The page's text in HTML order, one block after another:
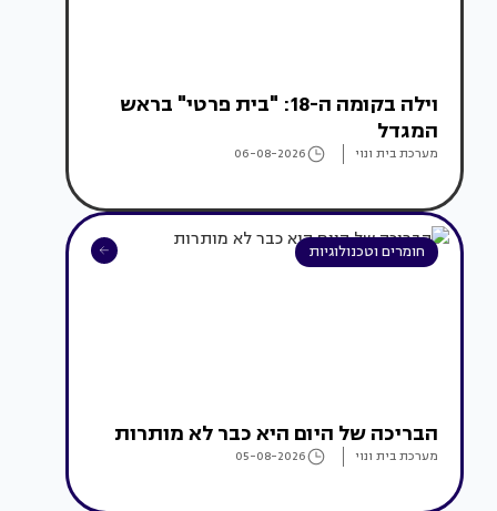
וילה בקומה ה-18: "בית פרטי" בראש
המגדל
מערכת בית ונוי 06-08-2026
חומרים וטכנולוגיות
הבריכה של היום היא כבר לא מותרות
מערכת בית ונוי 05-08-2026